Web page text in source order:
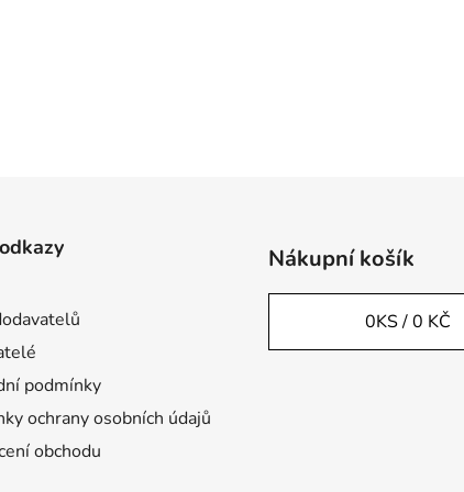
podmínky
ochrany osobních údajů
obchodu
Nákupní košík
0KS /0 KČ